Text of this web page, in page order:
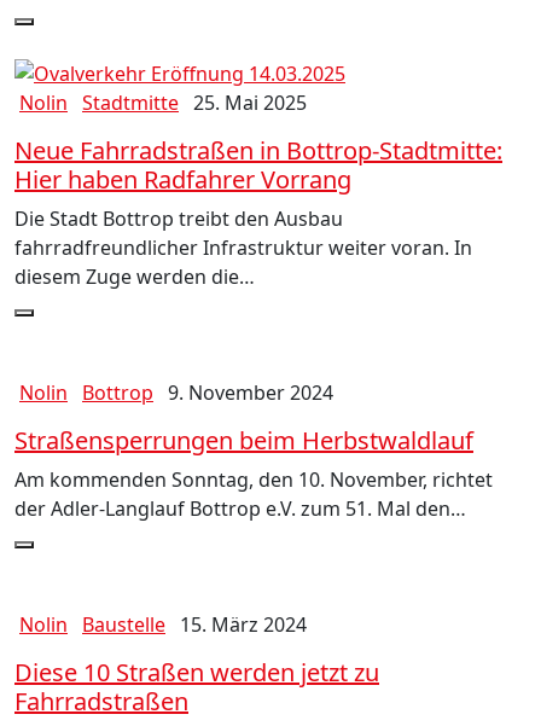
Nolin Stadtmitte 25. Mai 2025
Neue Fahrradstraßen in Bottrop-Stadtmitte:
Hier haben Radfahrer Vorrang
Die Stadt Bottrop treibt den Ausbau
fahrradfreundlicher Infrastruktur weiter voran. In
diesem Zuge werden die…
Nolin Bottrop 9. November 2024
Straßensperrungen beim Herbstwaldlauf
Am kommenden Sonntag, den 10. November, richtet
der Adler-Langlauf Bottrop e.V. zum 51. Mal den…
Nolin Baustelle 15. März 2024
Diese 10 Straßen werden jetzt zu
Fahrradstraßen